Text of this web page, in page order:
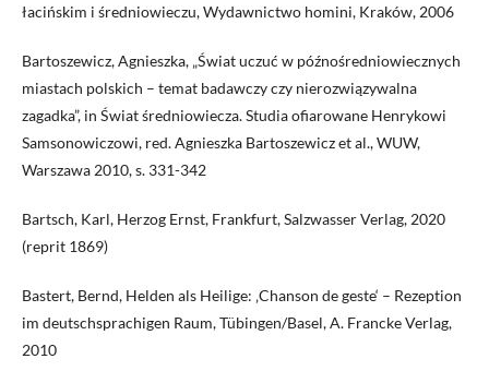
łacińskim i średniowieczu, Wydawnictwo homini, Kraków, 2006
Bartoszewicz, Agnieszka, „Świat uczuć w późnośredniowiecznych
miastach polskich – temat badawczy czy nierozwiązywalna
zagadka”, in Świat średniowiecza. Studia ofiarowane Henrykowi
Samsonowiczowi, red. Agnieszka Bartoszewicz et al., WUW,
Warszawa 2010, s. 331-342
Bartsch, Karl, Herzog Ernst, Frankfurt, Salzwasser Verlag, 2020
(reprit 1869)
Bastert, Bernd, Helden als Heilige: ‚Chanson de geste‘ – Rezeption
im deutschsprachigen Raum, Tübingen/Basel, A. Francke Verlag,
2010